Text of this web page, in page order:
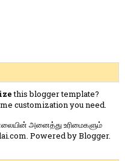
this blogger template?
customization you need.
அனைத்து உரிமைகளும்
Powered byBlogger.